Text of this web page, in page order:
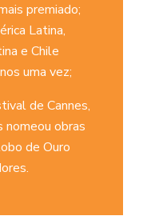
premiado;
Latina,
e Chile
uma vez;
de Cannes,
nomeou obras
de Ouro